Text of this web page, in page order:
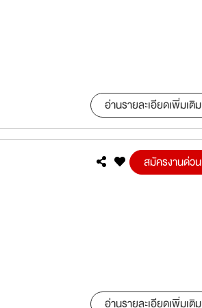
อ่านรายละเอียดเพิ่มเติม
สมัครงานด่วน
อ่านรายละเอียดเพิ่มเติม